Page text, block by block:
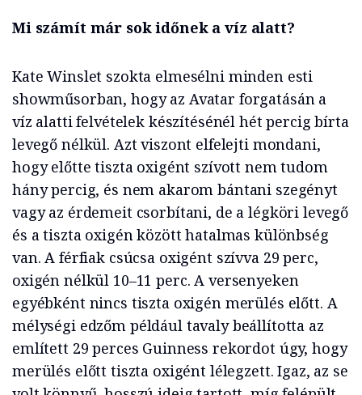
Mi számít már sok időnek a víz alatt?
Kate Winslet szokta elmesélni minden esti
showműsorban, hogy az Avatar forgatásán a
víz alatti felvételek készítésénél hét percig bírta
levegő nélkül. Azt viszont elfelejti mondani,
hogy előtte tiszta oxigént szívott nem tudom
hány percig, és nem akarom bántani szegényt
vagy az érdemeit csorbítani, de a légköri levegő
és a tiszta oxigén között hatalmas különbség
van. A férfiak csúcsa oxigént szívva 29 perc,
oxigén nélkül 10–11 perc. A versenyeken
egyébként nincs tiszta oxigén merülés előtt. A
mélységi edzőm például tavaly beállította az
említett 29 perces Guinness rekordot úgy, hogy
merülés előtt tiszta oxigént lélegzett. Igaz, az se